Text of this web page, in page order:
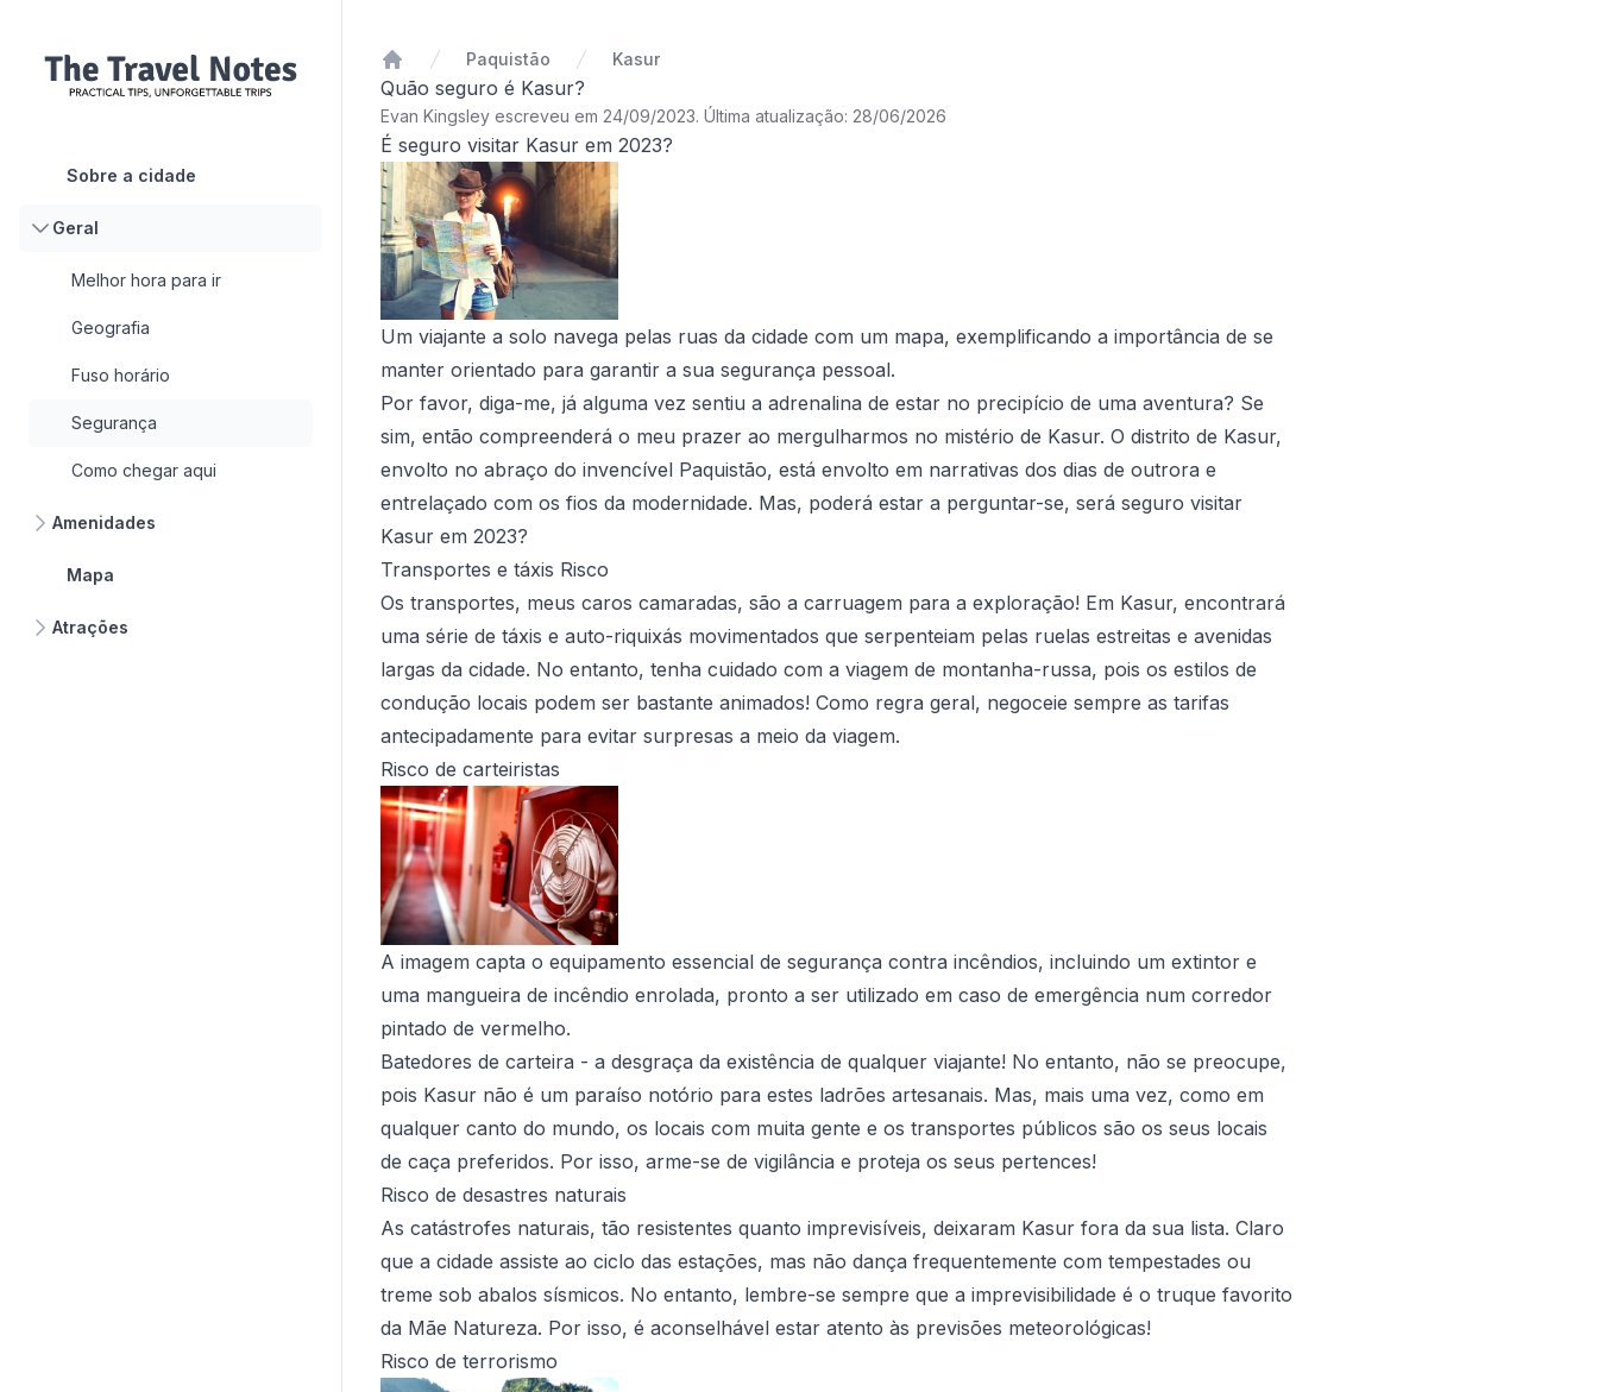
Sobre a cidade
Geral
Melhor hora para ir
Geografia
Fuso horário
Segurança
Como chegar aqui
Amenidades
Mapa
Atrações
Início
Paquistão Kasur
Quão seguro é Kasur?
Evan Kingsley escreveu em 24/09/2023. Última atualização: 28/06/2026
É seguro visitar Kasur em 2023?
Um viajante a solo navega pelas ruas da cidade com um mapa, exemplificando a importância de se
manter orientado para garantir a sua segurança pessoal.
Por favor, diga-me, já alguma vez sentiu a adrenalina de estar no precipício de uma aventura? Se
sim, então compreenderá o meu prazer ao mergulharmos no mistério de Kasur. O distrito de Kasur,
envolto no abraço do invencível Paquistão, está envolto em narrativas dos dias de outrora e
entrelaçado com os fios da modernidade. Mas, poderá estar a perguntar-se, será seguro visitar
Kasur em 2023?
Transportes e táxis Risco
Os transportes, meus caros camaradas, são a carruagem para a exploração! Em Kasur, encontrará
uma série de táxis e auto-riquixás movimentados que serpenteiam pelas ruelas estreitas e avenidas
largas da cidade. No entanto, tenha cuidado com a viagem de montanha-russa, pois os estilos de
condução locais podem ser bastante animados! Como regra geral, negoceie sempre as tarifas
antecipadamente para evitar surpresas a meio da viagem.
Risco de carteiristas
A imagem capta o equipamento essencial de segurança contra incêndios, incluindo um extintor e
uma mangueira de incêndio enrolada, pronto a ser utilizado em caso de emergência num corredor
pintado de vermelho.
Batedores de carteira - a desgraça da existência de qualquer viajante! No entanto, não se preocupe,
pois Kasur não é um paraíso notório para estes ladrões artesanais. Mas, mais uma vez, como em
qualquer canto do mundo, os locais com muita gente e os transportes públicos são os seus locais
de caça preferidos. Por isso, arme-se de vigilância e proteja os seus pertences!
Risco de desastres naturais
As catástrofes naturais, tão resistentes quanto imprevisíveis, deixaram Kasur fora da sua lista. Claro
que a cidade assiste ao ciclo das estações, mas não dança frequentemente com tempestades ou
treme sob abalos sísmicos. No entanto, lembre-se sempre que a imprevisibilidade é o truque favorito
da Mãe Natureza. Por isso, é aconselhável estar atento às previsões meteorológicas!
Risco de terrorismo